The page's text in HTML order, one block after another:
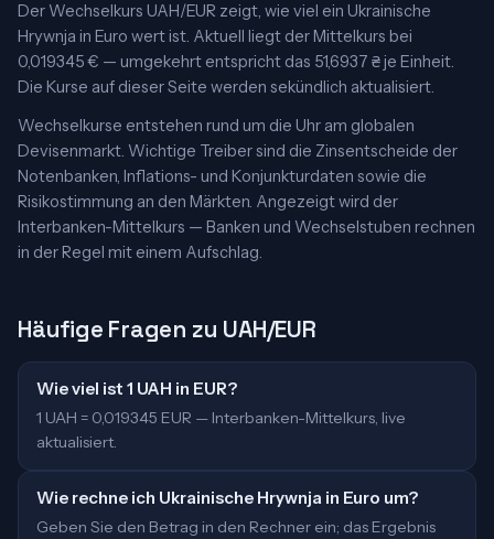
Der Wechselkurs UAH/EUR zeigt, wie viel ein Ukrainische
Hrywnja in Euro wert ist. Aktuell liegt der Mittelkurs bei
0,019345 € — umgekehrt entspricht das 51,6937 ₴ je Einheit.
Die Kurse auf dieser Seite werden sekündlich aktualisiert.
Wechselkurse entstehen rund um die Uhr am globalen
Devisenmarkt. Wichtige Treiber sind die Zinsentscheide der
Notenbanken, Inflations- und Konjunkturdaten sowie die
Risikostimmung an den Märkten. Angezeigt wird der
Interbanken-Mittelkurs — Banken und Wechselstuben rechnen
in der Regel mit einem Aufschlag.
Häufige Fragen zu UAH/EUR
Wie viel ist 1 UAH in EUR?
1 UAH = 0,019345 EUR — Interbanken-Mittelkurs, live
aktualisiert.
Wie rechne ich Ukrainische Hrywnja in Euro um?
Geben Sie den Betrag in den Rechner ein; das Ergebnis